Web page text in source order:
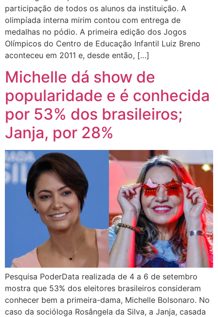
participação de todos os alunos da instituição. A
olimpíada interna mirim contou com entrega de
medalhas no pódio. A primeira edição dos Jogos
Olímpicos do Centro de Educação Infantil Luiz Breno
aconteceu em 2011 e, desde então, […]
Michelle dá show de
popularidade e é conhecida
por 53% dos brasileiros;
Janja, por 28%
Pesquisa PoderData realizada de 4 a 6 de setembro
mostra que 53% dos eleitores brasileiros consideram
conhecer bem a primeira-dama, Michelle Bolsonaro. No
caso da socióloga Rosângela da Silva, a Janja, casada